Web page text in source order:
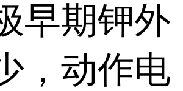
早期钾外
，动作电